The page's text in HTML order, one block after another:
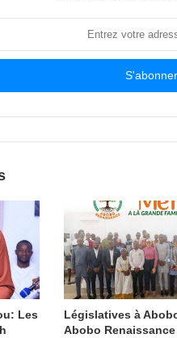
Les
Législatives à
Abobo